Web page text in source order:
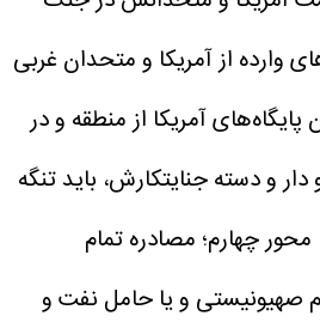
وارده از آمریکا و متحدان غربی
آمریکا از منطقه و در
و دسته جنایتکارش‌، باید تنگه
محور چهارم؛ مصادره تمام
صهیونیستی و یا حامل نفت و